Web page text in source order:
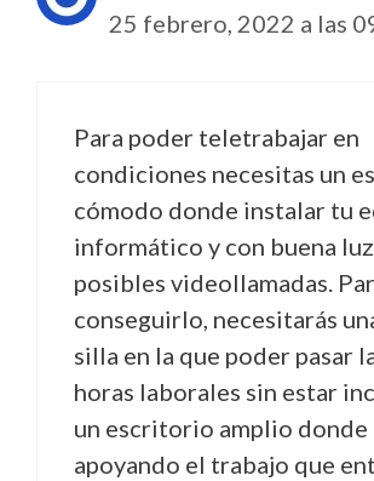
25 febrero, 2022 a las
Para poder teletrabajar en
condiciones necesitas un
cómodo donde instalar tu
informático y con buena
posibles videollamadas.
conseguirlo, necesitarás
silla en la que poder pasar
horas laborales sin estar
un escritorio amplio donde
apoyando el trabajo que